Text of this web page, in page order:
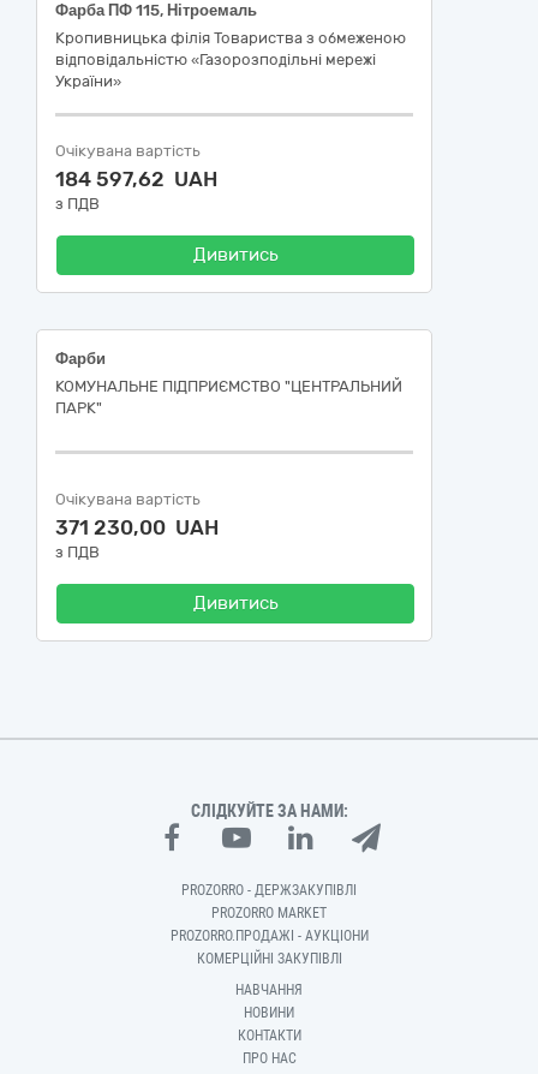
Фарба ПФ 115, Нітроемаль
Кропивницька філія Товариства з обмеженою
відповідальністю «Газорозподільні мережі
України»
Очікувана вартість
184 597,62 UAH
з ПДВ
Дивитись
Фарби
КОМУНАЛЬНЕ ПІДПРИЄМСТВО "ЦЕНТРАЛЬНИЙ
ПАРК"
Очікувана вартість
371 230,00 UAH
з ПДВ
Дивитись
СЛІДКУЙТЕ ЗА НАМИ:
PROZORRO - ДЕРЖЗАКУПІВЛІ
PROZORRO MARKET
PROZORRO.ПРОДАЖІ - АУКЦІОНИ
КОМЕРЦІЙНІ ЗАКУПІВЛІ
НАВЧАННЯ
НОВИНИ
КОНТАКТИ
ПРО НАС